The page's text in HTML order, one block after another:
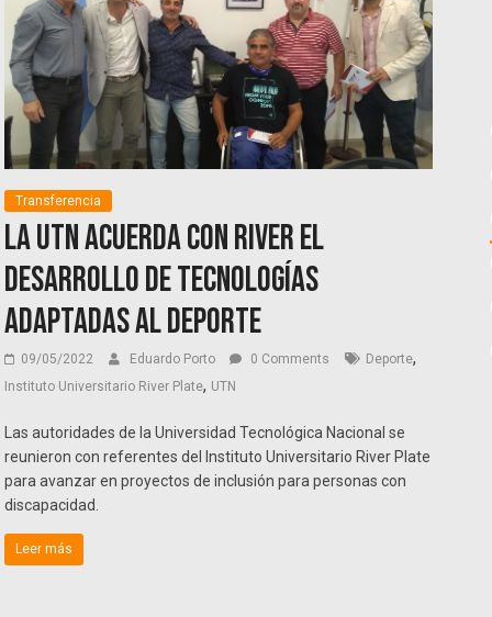
Transferencia
La UTN acuerda con River el
desarrollo de tecnologías
adaptadas al deporte
09/05/2022 Eduardo Porto 0 Comments Deporte,
Instituto Universitario River Plate, UTN
Las autoridades de la Universidad Tecnológica Nacional se
reunieron con referentes del Instituto Universitario River Plate
para avanzar en proyectos de inclusión para personas con
discapacidad.
Leer más